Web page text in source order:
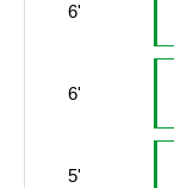
6'
6'
5'